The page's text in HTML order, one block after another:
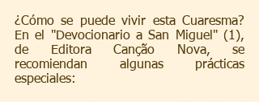
¿Cómo se puede vivir esta Cuaresma?
En el "Devocionario a San Miguel" (1),
de Editora Canção Nova, se
recomiendan algunas prácticas
especiales: